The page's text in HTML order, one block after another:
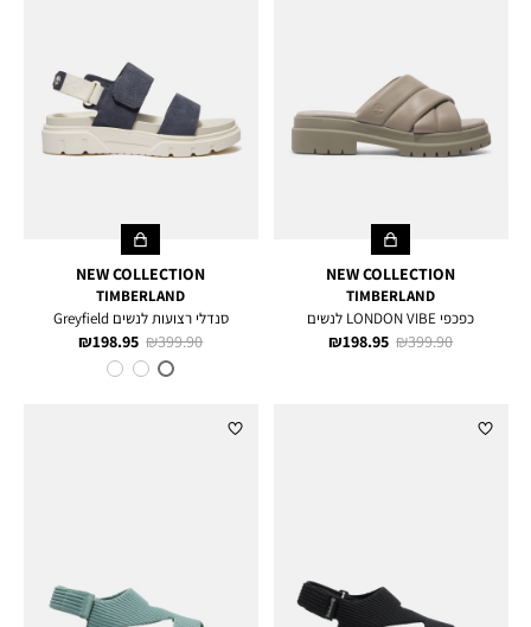
NEW COLLECTION
TIMBERLAND
כפכפי LONDON VIBE לנשים
מחיר
198.95 ₪
מחיר
399.90 ₪
NEW COLLECTION
TIMBERLAND
סנדלי רצועות לנשים Greyfield
מחיר
מוצר
198.95 ₪
מחיר
399.90 ₪
צבע
DARK
BLUE